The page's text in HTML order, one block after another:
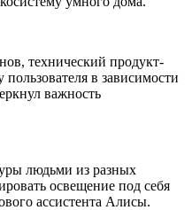
технический продукт-
в зависимости
важность
людьми из разных
освещение под себя
ассистента Алисы.